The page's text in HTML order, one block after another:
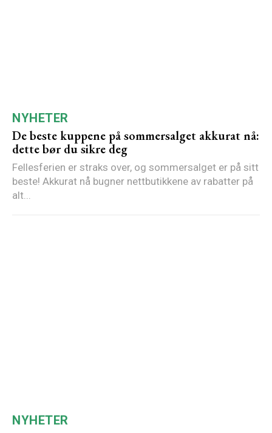
NYHETER
De beste kuppene på sommersalget akkurat nå:
dette bør du sikre deg
Fellesferien er straks over, og sommersalget er på sitt
beste! Akkurat nå bugner nettbutikkene av rabatter på
alt...
NYHETER